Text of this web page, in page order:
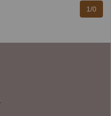
1/0